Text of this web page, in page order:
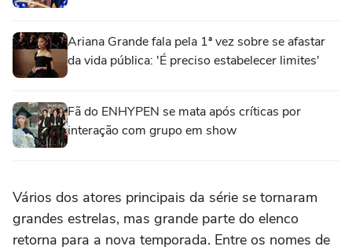
Ariana Grande fala pela 1ª vez sobre se afastar
da vida pública: 'É preciso estabelecer limites'
Fã do ENHYPEN se mata após críticas por
interação com grupo em show
Vários dos atores principais da série se tornaram
grandes estrelas, mas grande parte do elenco
retorna para a nova temporada. Entre os nomes de